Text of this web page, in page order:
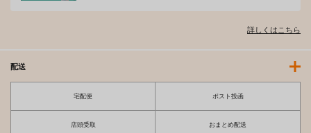
詳しくはこちら
配送
宅配便 ポスト投函
店頭受取 おまとめ配送